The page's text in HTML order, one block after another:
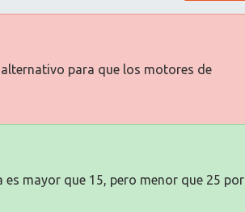
para que los motores de
mayor que 15, pero menor que 25 por